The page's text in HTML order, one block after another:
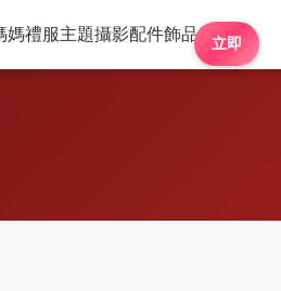
媽禮服主題攝影配件飾品
媽禮服主題攝影配件飾品 立即